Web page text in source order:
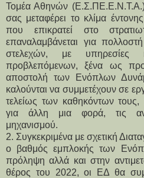
Τομέα Αθηνών
σας μεταφέρει το κλίμα
που επικρατεί στο
επαναλαμβάνεται για
στελεχών, με
προβλεπόμενων, ξένα ως
αποστολή των Ενόπλων
καλούνται να συμμετέχουν σε
τελείως των καθηκόντων
για άλλη μια φορά, τις
μηχανισμού.
2. Συγκεκριμένα με σχετική
ο βαθμός εμπλοκής των
πρόληψη αλλά και στην
θέρος του 2022, οι ΕΔ θα